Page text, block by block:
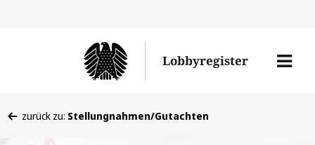
Lobbyregister
Menü
befinden
zurück zu: Stellungnahmen/Gutachten